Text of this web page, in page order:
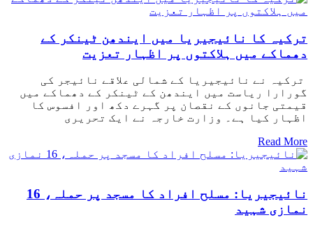
ترکیہ کا نائیجیریا میں ایندھن ٹینکر کے
دھماکے میں ہلاکتوں پر اظہار تعزیت
ترکیہ نے نائیجیریا کے شمالی علاقے نائیجر کی
گورارا ریاست میں ایندھن کے ٹینکر کے دھماکے میں
قیمتی جانوں کے نقصان پر گہرے دکھ اور افسوس کا
اظہار کیا ہے۔ وزارت خارجہ نے ایک تحریری
Read More
نائیجیریا: مسلح افراد کا مسجد پر حملہ، 16
نمازی شہید